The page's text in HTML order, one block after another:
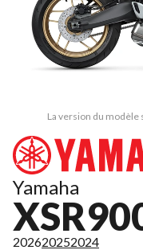
La version du modèle
Yamaha
202620252024